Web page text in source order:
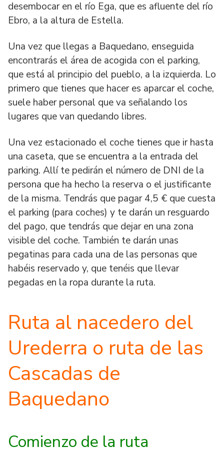
desembocar en el río Ega, que es afluente del río
Ebro, a la altura de Estella.
Una vez que llegas a Baquedano, enseguida
encontrarás el área de acogida con el parking,
que está al principio del pueblo, a la izquierda. Lo
primero que tienes que hacer es aparcar el coche,
suele haber personal que va señalando los
lugares que van quedando libres.
Una vez estacionado el coche tienes que ir hasta
una caseta, que se encuentra a la entrada del
parking. Allí te pedirán el número de DNI de la
persona que ha hecho la reserva o el justificante
de la misma. Tendrás que pagar 4,5 € que cuesta
el parking (para coches) y te darán un resguardo
del pago, que tendrás que dejar en una zona
visible del coche. También te darán unas
pegatinas para cada una de las personas que
habéis reservado y, que tenéis que llevar
pegadas en la ropa durante la ruta.
Ruta al nacedero del
Urederra o ruta de las
Cascadas de
Baquedano
Comienzo de la ruta